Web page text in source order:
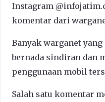
Instagram
komentar dari
Banyak warganet
bernada sindiran dan
penggunaan mobil
Salah satu komentar